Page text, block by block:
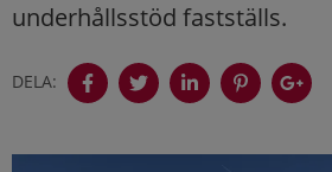
underhållsstöd fastställs.
DELA: